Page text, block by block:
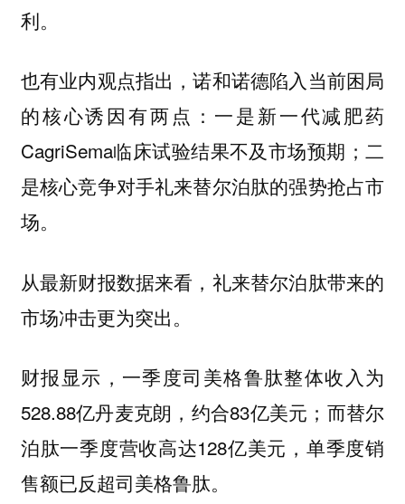
利。
也有业内观点指出，诺和诺德陷入当前困局
的核心诱因有两点：一是新一代减肥药
CagriSema临床试验结果不及市场预期；二
是核心竞争对手礼来替尔泊肽的强势抢占市
场。
从最新财报数据来看，礼来替尔泊肽带来的
市场冲击更为突出。
财报显示，一季度司美格鲁肽整体收入为
528.88亿丹麦克朗，约合83亿美元；而替尔
泊肽一季度营收高达128亿美元，单季度销
售额已反超司美格鲁肽。